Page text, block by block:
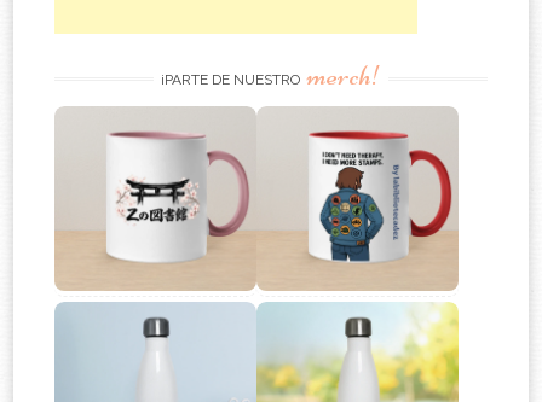
¡PARTE DE NUESTRO merch!